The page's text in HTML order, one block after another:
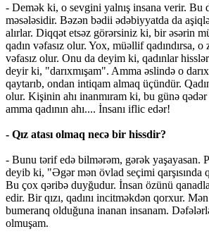
- Demək ki, o sevgini yalnış insana verir. Bu
məsələsidir. Bəzən bədii ədəbiyyatda da
alırlar. Diqqət etsəz görərsiniz ki, bir əsərin
qadın vəfasız olur. Yox, müəllif qadındırsa, o
vəfasız olur. Onu da deyim ki, qadınlar
deyir ki, "darıxmışam". Amma əslində o
qaytarıb, ondan intiqam almaq üçündür.
olur. Kişinin ahı inanmıram ki, bu günə qədər
amma qadının ahı.... İnsanı iflic edər!
- Qız atası olmaq necə bir hissdir?
- Bunu tərif edə bilmərəm, gərək yaşayasan.
deyib ki, "Əgər mən övlad seçimi qarşısında
Bu çox qəribə duyğudur. İnsan özünü
edir. Bir qızı, qadını incitməkdən qorxur.
bumeranq olduğuna inanan insanam.
olmuşam.